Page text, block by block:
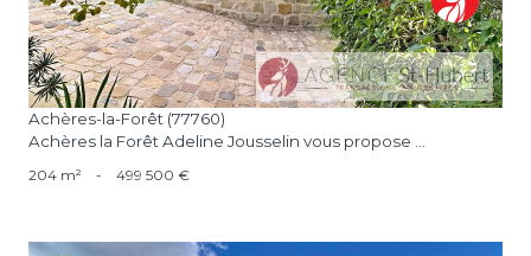
Achères-la-Forêt (77760)
Achères la Forêt Adeline Jousselin vous propose ...
204 m² - 499 500 €